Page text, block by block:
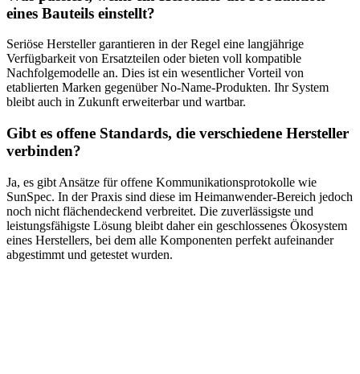
eines Bauteils einstellt?
Seriöse Hersteller garantieren in der Regel eine langjährige
Verfügbarkeit von Ersatzteilen oder bieten voll kompatible
Nachfolgemodelle an. Dies ist ein wesentlicher Vorteil von
etablierten Marken gegenüber No-Name-Produkten. Ihr System
bleibt auch in Zukunft erweiterbar und wartbar.
Gibt es offene Standards, die verschiedene Hersteller
verbinden?
Ja, es gibt Ansätze für offene Kommunikationsprotokolle wie
SunSpec. In der Praxis sind diese im Heimanwender-Bereich jedoch
noch nicht flächendeckend verbreitet. Die zuverlässigste und
leistungsfähigste Lösung bleibt daher ein geschlossenes Ökosystem
eines Herstellers, bei dem alle Komponenten perfekt aufeinander
abgestimmt und getestet wurden.